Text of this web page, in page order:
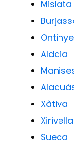
Mislata
Aldaia
Xàtiva
Xirivella
Sueca